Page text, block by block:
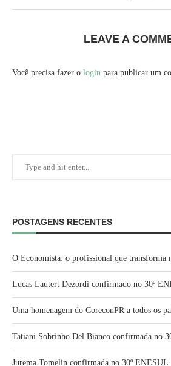
LEAVE A
Você precisa fazer o login para publicar um
POSTAGENS RECENTES
O Economista: o profissional que transforma
Lucas Lautert Dezordi confirmado no 30º
Uma homenagem do CoreconPR a todos os
Tatiani Sobrinho Del Bianco confirmada no
Jurema Tomelin confirmada no 30º ENESUL